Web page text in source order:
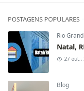
POSTAGENS POPULARES
Rio
Natal,
27 out.,
Blog